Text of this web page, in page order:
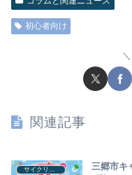
初心者向け
関連記事
サイクリング
三郷市キ